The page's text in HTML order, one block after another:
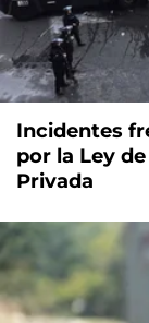
Incidentes
por la Ley
Privada